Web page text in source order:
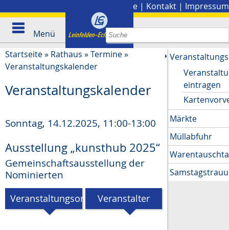
Presse | Kontakt | Impressum
Menü
Startseite» Rathaus »Termine»
Veranstaltungskalender
Veranstaltungskalender
Sonntag, 14.12.2025, 11:00-13:00
Ausstellung „kunsthub 2025“
Gemeinschaftsausstellung der
Nominierten
Veranstaltungsort Veranstalter
eintragen
Märkte
Müllabfuhr